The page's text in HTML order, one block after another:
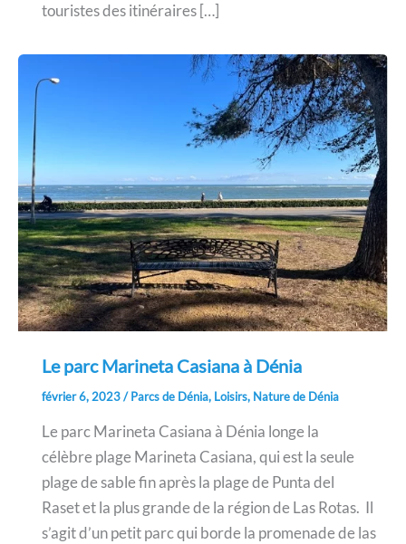
touristes des itinéraires […]
Le parc Marineta Casiana à Dénia
février 6, 2023/Parcs de Dénia, Loisirs, Nature de Dénia
Le parc Marineta Casiana à Dénia longe la
célèbre plage Marineta Casiana, qui est la seule
plage de sable fin après la plage de Punta del
Raset et la plus grande de la région de Las Rotas. Il
s’agit d’un petit parc qui borde la promenade de las